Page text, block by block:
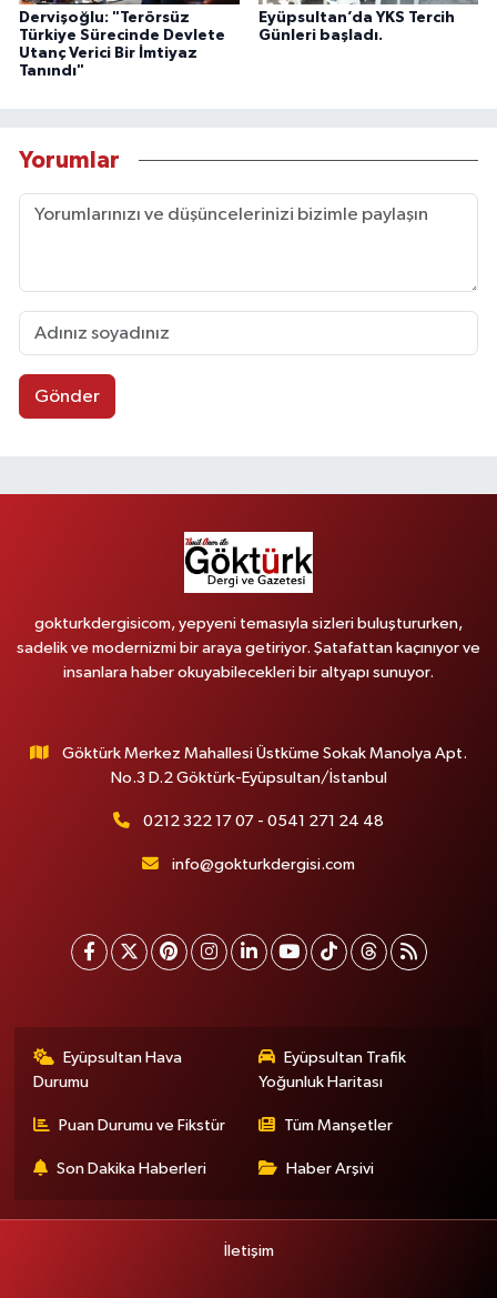
Dervişoğlu: "Terörsüz
Türkiye Sürecinde Devlete
Utanç Verici Bir İmtiyaz
Tanındı"
Eyüpsultan’da YKS Tercih
Günleri başladı.
Yorumlar
Gönder
gokturkdergisicom, yepyeni temasıyla sizleri buluştururken,
sadelik ve modernizmi bir araya getiriyor. Şatafattan kaçınıyor ve
insanlara haber okuyabilecekleri bir altyapı sunuyor.
Göktürk Merkez Mahallesi Üstküme Sokak Manolya Apt.
No.3 D.2 Göktürk-Eyüpsultan/İstanbul
0212 322 17 07 - 0541 271 24 48
info@gokturkdergisi.com
Eyüpsultan Hava
Durumu
Eyüpsultan Trafik
Yoğunluk Haritası
Puan Durumu ve Fikstür Tüm Manşetler
Son Dakika Haberleri Haber Arşivi
İletişim